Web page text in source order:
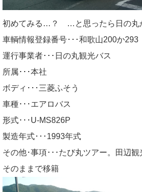
初めてみる…？ …と思ったら日の丸
車輌情報登録番号･･･和歌山200か293
運行事業者･･･日の丸観光バス
所属･･･本社
ボディ･･･三菱ふそう
車種･･･エアロバス
形式･･･U-MS826P
製造年式･･･1993年式
その他･事項･･･たび丸ツアー。田辺
そのままで移籍